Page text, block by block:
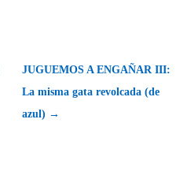
JUGUEMOS A ENGAÑAR III:
La misma gata revolcada (de
azul) →